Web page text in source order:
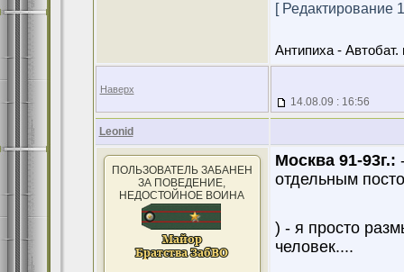
[ Редактирование
Антипиха - Автобат.
Наверх
14.08.09 : 16:56
Leonid
ПОЛЬЗОВАТЕЛЬ ЗАБАНЕН
ЗА ПОВЕДЕНИЕ,
НЕДОСТОЙНОЕ ВОИНА
Москва 91-93г.:
отдельным
) - я просто
человек....